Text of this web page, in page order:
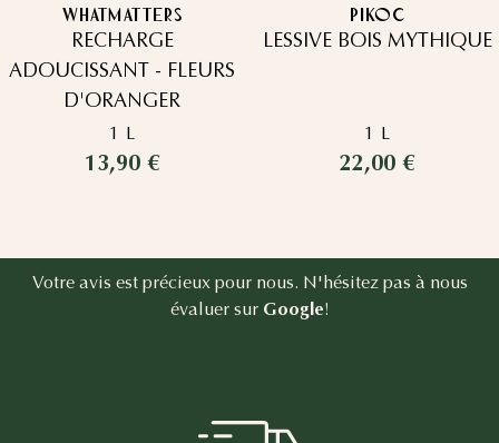
WHATMATTERS
RECHARGE
ADOUCISSANT - FLEURS
D'ORANGER
1 L
13,90 €
PIKOC
LESSIVE BOIS MYTHIQUE
1 L
22,00 €
Votre avis est précieux pour nous. N'hésitez pas à nous
évaluer sur Google!